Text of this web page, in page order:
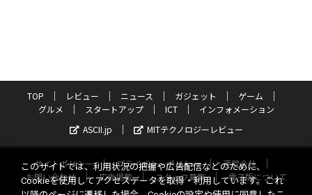
TOP レビュー ニュース ガジェット
ゲーム
グルメ
スタートアップ ICT
インフォメーション
ASCII.jp
MITテクノロジーレビュー
サイトポリシー プライバシーポリシー
運営会社
お問い合わせ
広告掲載 スタッフ募集
電子版について
このサイトでは、利用状況の把握や広告配信などのために、
Cookieを使用してアクセスデータを取得・利用しています。これ